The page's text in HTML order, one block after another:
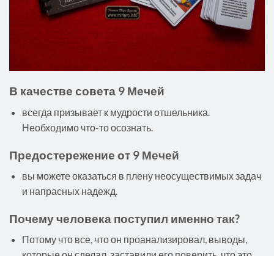
В качестве совета 9 Мечей
всегда призывает к мудрости отшельника.
Необходимо что-то осознать.
Предостережение от 9 Мечей
вы можете оказаться в плену неосуществимых задач
и напрасных надежд.
Почему человека поступил именно так?
Потому что все, что он проанализировал, выводы,